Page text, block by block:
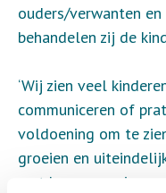
ouders/verwanten
behandelen zij de
‘Wij zien veel
communiceren of
voldoening om te
groeien en
met hun omgeving